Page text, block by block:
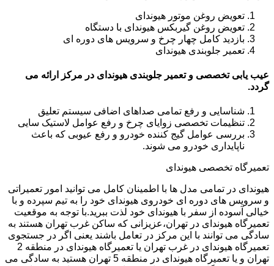
تعویض روغن موتور هیوندای
تعویض روغن گیربکس هیوندای با دستگاه
بازدید کامل چهار چرخ و سرویس های دوره ای
تعمیر جلوبندی هیوندای
عیب یابی تخصصی و تعمیر جلوبندی هیوندای در مرکز ارائه می
گردد.
شناسایی و رفع تمامی صداهای اضافی سیستم تعلیق
تنظیمات تخصصی زوایای چرخ و رفع عوامل لاستیک سایی
بررسی عوامل گیج کننده خودرو و رفع عیوبی که باعث
ناپایداری خودرو می شوند.
تعمیرگاه تخصصی هیوندای
هیوندای در تمامی مدل ها با اطمینان کامل می توانید امور تعمیراتی
و سرویس های دوره ای خودروی هیوندای خود را به تیم سپرده و با
خیالی آسوده از سفر با هیوندای خود لذت ببرید.با توجه به موقعیت
تعمیرگاه هیوندای در تهران،عزیزانی که ساکن غرب تهران هستند به
سادگی می توانند با این مرکز در تعامل باشند یعنی اگر در جستجوی
تعمیرگاه هیوندای در غرب تهران یا تعمیرگاه هیوندای در منطقه 2
تهران و یا تعمیرگاه هیوندای در منطقه 5 تهران هستید به سادگی می